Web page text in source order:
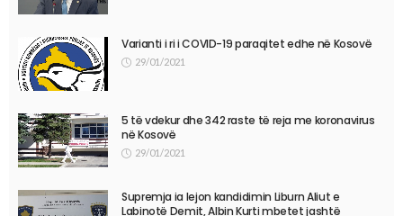
Varianti i ri i COVID-19 paraqitet edhe në Kosovë
29/01/2021
5 të vdekur dhe 342 raste të reja me koronavirus
në Kosovë
29/01/2021
Supremja ia lejon kandidimin Liburn Aliut e
Labinotë Demit, Albin Kurti mbetet jashtë